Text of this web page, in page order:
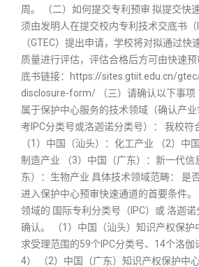
周。 （二）如何提交专利预审 拟提交快
须由发明人在提交校内专利技术交底书
（GTEC）提出申请，学校将对拟通过快
质量进行评估，评估合格后方可由快速
底书链接：https://sites.gtiit.edu.cn/
disclosure-form/ （三）请确认以下事项
属于保护中心服务的技术领域（确认产
考IPC分类号或洛迦诺分类号）： 我校符
（1）中国（汕头）：化工产业 （2）中
制造产业 （3）中国（广东）：新一代信
东）：生物产业 具体技术领域范畴： 是
进入保护中心预审快速通道的首要条件
领域的 国际专利分类号（IPC）或 洛迦
确认。 （1）中国（汕头）知识产权保护
求受理范围的59个IPC分类号、14个洛伽
4） （2）中国（广东）知识产权保护中